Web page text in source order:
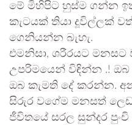
මේ මිහිපිට හුස්ම ගන්න
කැටයක් තියා දූවිල්ලක්
ගෙනියන්න බැහැ.
එමනිසා, ශරීරයට මනසට
උපරිමයෙන් විඳින්න .!
ඔබ කැමති දේ කරන්න.
සිරුර වගේම මනසත්
ජීවිතයේ සරල සුන්දර